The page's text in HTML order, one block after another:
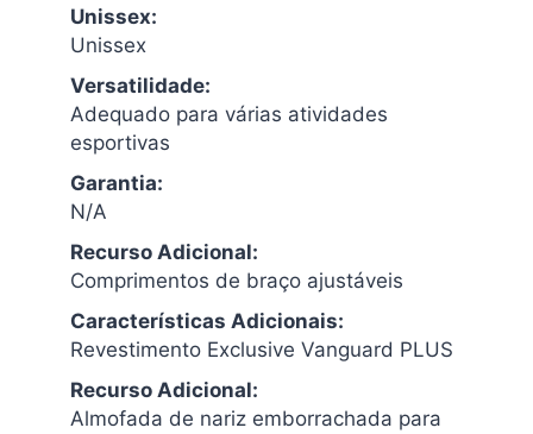
Unissex:
Unissex
Versatilidade:
Adequado para várias atividades
esportivas
Garantia:
N/A
Recurso Adicional:
Comprimentos de braço ajustáveis
Características Adicionais:
Revestimento Exclusive Vanguard PLUS
Recurso Adicional:
Almofada de nariz emborrachada para